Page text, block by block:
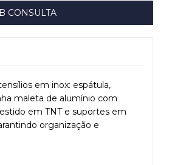
em inox: espátula,
maleta de alumínio com
em TNT e suportes em
organização e